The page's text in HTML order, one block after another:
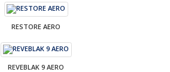
RESTORE AERO
REVEBLAK 9 AERO